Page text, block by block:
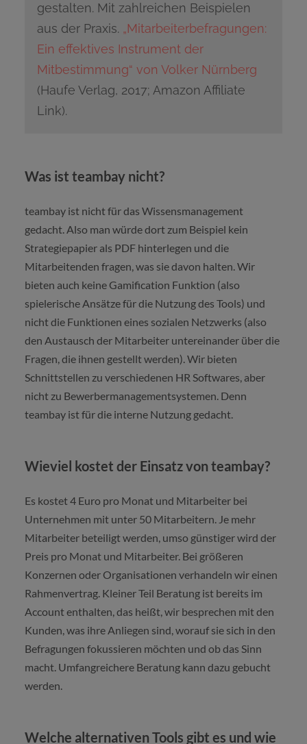
gestalten. Mit zahlreichen Beispielen
aus der Praxis. „Mitarbeiterbefragungen:
Ein effektives Instrument der
Mitbestimmung“ von Volker Nürnberg
(Haufe Verlag, 2017; Amazon Affiliate
Link).
Was ist teambay nicht?
teambay ist nicht für das Wissensmanagement
gedacht. Also man würde dort zum Beispiel kein
Strategiepapier als PDF hinterlegen und die
Mitarbeitenden fragen, was sie davon halten. Wir
bieten auch keine Gamification Funktion (also
spielerische Ansätze für die Nutzung des Tools) und
nicht die Funktionen eines sozialen Netzwerks (also
den Austausch der Mitarbeiter untereinander über die
Fragen, die ihnen gestellt werden). Wir bieten
Schnittstellen zu verschiedenen HR Softwares, aber
nicht zu Bewerbermanagementsystemen. Denn
teambay ist für die interne Nutzung gedacht.
Wieviel kostet der Einsatz von teambay?
Es kostet 4 Euro pro Monat und Mitarbeiter bei
Unternehmen mit unter 50 Mitarbeitern. Je mehr
Mitarbeiter beteiligt werden, umso günstiger wird der
Preis pro Monat und Mitarbeiter. Bei größeren
Konzernen oder Organisationen verhandeln wir einen
Rahmenvertrag. Kleiner Teil Beratung ist bereits im
Account enthalten, das heißt, wir besprechen mit den
Kunden, was ihre Anliegen sind, worauf sie sich in den
Befragungen fokussieren möchten und ob das Sinn
macht. Umfangreichere Beratung kann dazu gebucht
werden.
Welche alternativen Tools gibt es und wie